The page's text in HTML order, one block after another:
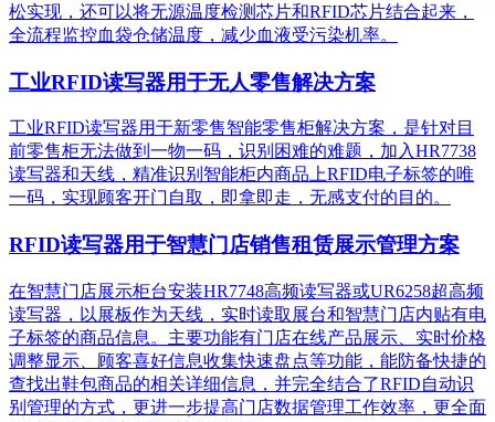
松实现，还可以将无源温度检测芯片和RFID芯片结合起来，
全流程监控血袋仓储温度，减少血液受污染机率。
工业RFID读写器用于无人零售解决方案
工业RFID读写器用于新零售智能零售柜解决方案，是针对目
前零售柜无法做到一物一码，识别困难的难题，加入HR7738
读写器和天线，精准识别​智能柜内商品上RFID电子标签的唯
一码，实现顾客开门自取，即拿即走，无感支付的目的。
RFID读写器用于智慧门店销售租赁展示管理方案
在智慧门店展示柜台安装HR7748高频读写器或UR6258超高频
读写器，以展板作为天线，实时读取展台和智慧门店内贴有电
子标签的商品信息。主要功能有门店在线产品展示、实时价格
调整显示、顾客喜好信息收集快速盘点等功能，能防备快捷的
查找出鞋包商品的相关详细信息，并完全结合了RFID自动识
别管理的方式，更进一步提高门店数据管理工作效率，更全面